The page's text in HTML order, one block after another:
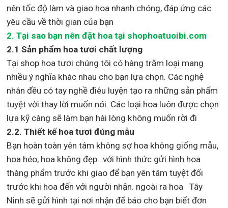
nên tốc độ làm và giao hoa nhanh chóng, đáp ứng các
yêu cầu về thời gian của bạn
2. Tại sao bạn nên đặt hoa tại shophoatuoibi.com
2.1 Sản phẩm hoa tươi chất lượng
Tại shop hoa tươi chúng tôi có hàng trăm loại mang
nhiều ý nghĩa khác nhau cho bạn lựa chọn. Các nghệ
nhân đều có tay nghề điêu luyện tạo ra những sản phẩm
tuyệt vời thay lời muốn nói. Các loại hoa luôn được chọn
lựa kỹ càng sẽ làm bạn hài lòng không muốn rời đi
2.2. Thiết kế hoa tươi đúng mẫu
Bạn hoàn toàn yên tâm không sợ hoa không giống mẫu,
hoa héo, hoa không đẹp…với hình thức gửi hình hoa
thàng phẩm trước khi giao để bạn yên tâm tuyệt đối
trước khi hoa đến với người nhận. ngoài ra hoa Tây
Ninh sẽ gửi hình tại nơi nhận để báo cho bạn biết đơn